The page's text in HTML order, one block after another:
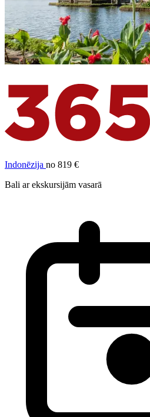
Indonēzija no 819 €
Bali ar ekskursijām vasarā